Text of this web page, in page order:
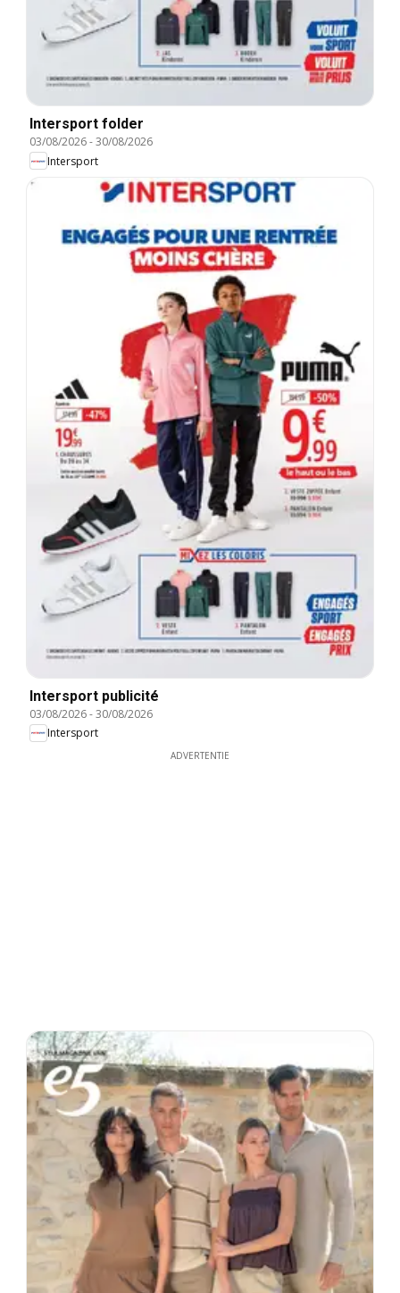
Intersport folder
03/08/2026-30/08/2026
Intersport
Intersport publicité
03/08/2026-30/08/2026
Intersport
ADVERTENTIE